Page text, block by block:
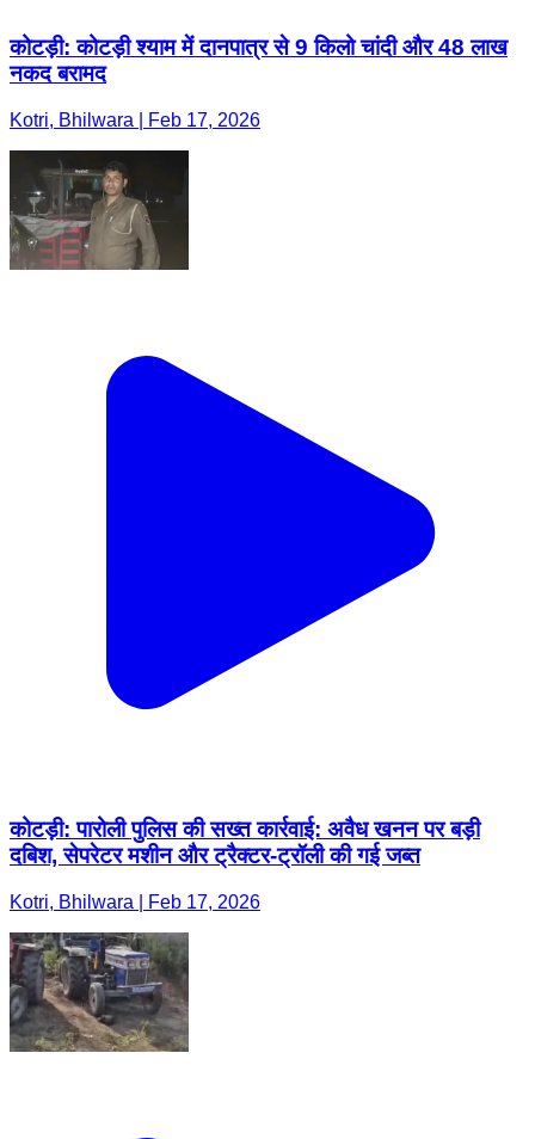
कोटड़ी: कोटड़ी श्याम में दानपात्र से 9 किलो चांदी और 48 लाख
नकद बरामद
Kotri, Bhilwara | Feb 17, 2026
कोटड़ी: पारोली पुलिस की सख्त कार्रवाई: अवैध खनन पर बड़ी
दबिश, सेपरेटर मशीन और ट्रैक्टर-ट्रॉली की गई जब्त
Kotri, Bhilwara | Feb 17, 2026